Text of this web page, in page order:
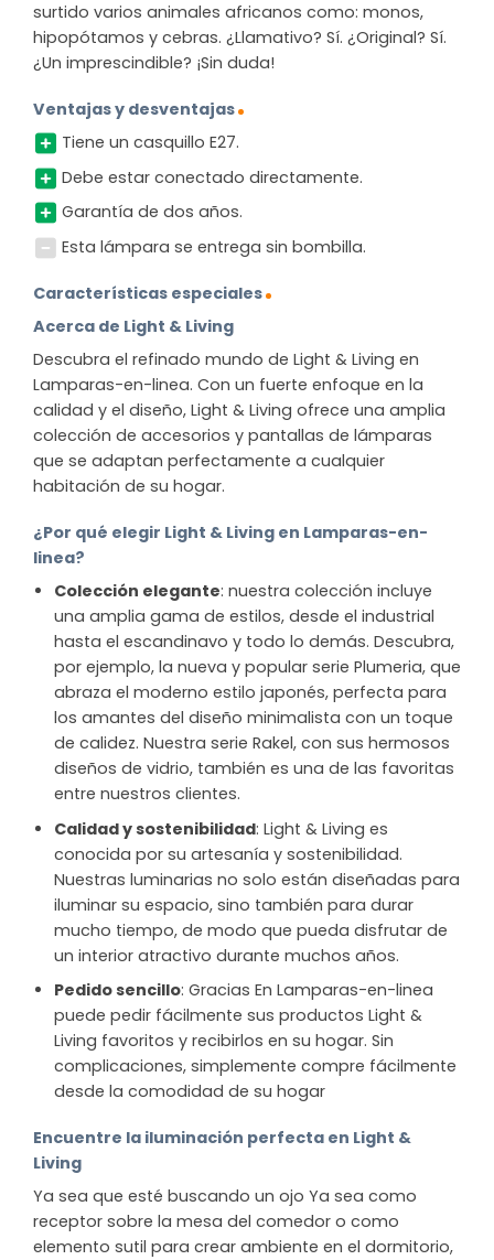
surtido varios animales africanos como: monos,
hipopótamos y cebras. ¿Llamativo? Sí. ¿Original? Sí.
¿Un imprescindible? ¡Sin duda!
Ventajas y desventajas
Tiene un casquillo E27.
Debe estar conectado directamente.
Garantía de dos años.
Esta lámpara se entrega sin bombilla.
Características especiales
Acerca de Light & Living
Descubra el refinado mundo de Light & Living en
Lamparas-en-linea. Con un fuerte enfoque en la
calidad y el diseño, Light & Living ofrece una amplia
colección de accesorios y pantallas de lámparas
que se adaptan perfectamente a cualquier
habitación de su hogar.
¿Por qué elegir Light & Living en Lamparas-en-
linea?
Colección elegante: nuestra colección incluye
una amplia gama de estilos, desde el industrial
hasta el escandinavo y todo lo demás. Descubra,
por ejemplo, la nueva y popular serie Plumeria, que
abraza el moderno estilo japonés, perfecta para
los amantes del diseño minimalista con un toque
de calidez. Nuestra serie Rakel, con sus hermosos
diseños de vidrio, también es una de las favoritas
entre nuestros clientes.
Calidad y sostenibilidad: Light & Living es
conocida por su artesanía y sostenibilidad.
Nuestras luminarias no solo están diseñadas para
iluminar su espacio, sino también para durar
mucho tiempo, de modo que pueda disfrutar de
un interior atractivo durante muchos años.
Pedido sencillo: Gracias En Lamparas-en-linea
puede pedir fácilmente sus productos Light &
Living favoritos y recibirlos en su hogar. Sin
complicaciones, simplemente compre fácilmente
desde la comodidad de su hogar
Encuentre la iluminación perfecta en Light &
Living
Ya sea que esté buscando un ojo Ya sea como
receptor sobre la mesa del comedor o como
elemento sutil para crear ambiente en el dormitorio,